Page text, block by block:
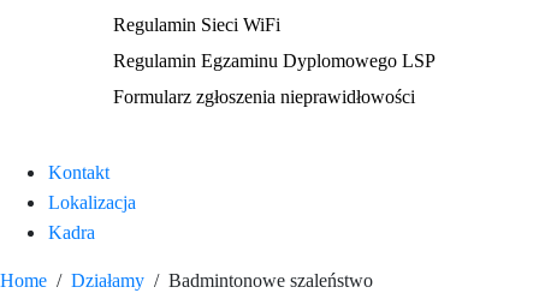
Regulamin Sieci WiFi
Regulamin Egzaminu Dyplomowego LSP
Formularz zgłoszenia nieprawidłowości
Kontakt
Lokalizacja
Kadra
Home Działamy Badmintonowe szaleństwo